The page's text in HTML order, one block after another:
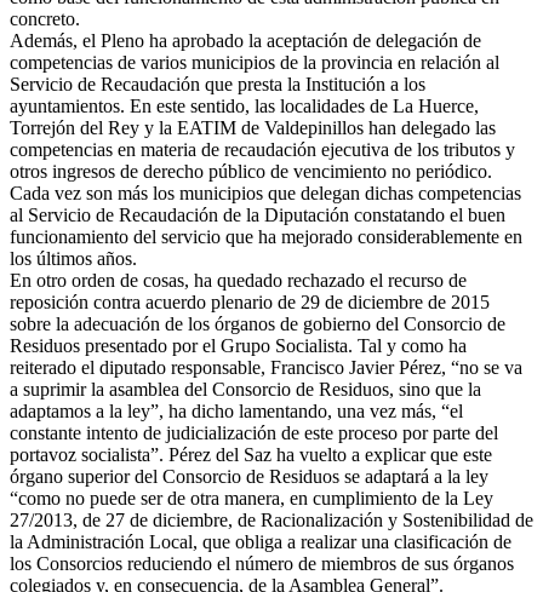
concreto.
Además, el Pleno ha aprobado la aceptación de delegación de
competencias de varios municipios de la provincia en relación al
Servicio de Recaudación que presta la Institución a los
ayuntamientos. En este sentido, las localidades de La Huerce,
Torrejón del Rey y la EATIM de Valdepinillos han delegado las
competencias en materia de recaudación ejecutiva de los tributos y
otros ingresos de derecho público de vencimiento no periódico.
Cada vez son más los municipios que delegan dichas competencias
al Servicio de Recaudación de la Diputación constatando el buen
funcionamiento del servicio que ha mejorado considerablemente en
los últimos años.
En otro orden de cosas, ha quedado rechazado el recurso de
reposición contra acuerdo plenario de 29 de diciembre de 2015
sobre la adecuación de los órganos de gobierno del Consorcio de
Residuos presentado por el Grupo Socialista. Tal y como ha
reiterado el diputado responsable, Francisco Javier Pérez, “no se va
a suprimir la asamblea del Consorcio de Residuos, sino que la
adaptamos a la ley”, ha dicho lamentando, una vez más, “el
constante intento de judicialización de este proceso por parte del
portavoz socialista”. Pérez del Saz ha vuelto a explicar que este
órgano superior del Consorcio de Residuos se adaptará a la ley
“como no puede ser de otra manera, en cumplimiento de la Ley
27/2013, de 27 de diciembre, de Racionalización y Sostenibilidad de
la Administración Local, que obliga a realizar una clasificación de
los Consorcios reduciendo el número de miembros de sus órganos
colegiados y, en consecuencia, de la Asamblea General”.